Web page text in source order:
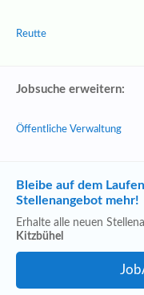
Reutte
Jobsuche erweitern:
Öffentliche Verwaltung
Bleibe auf dem
Stellenangebot mehr!
Erhalte alle neuen
Kitzbühel